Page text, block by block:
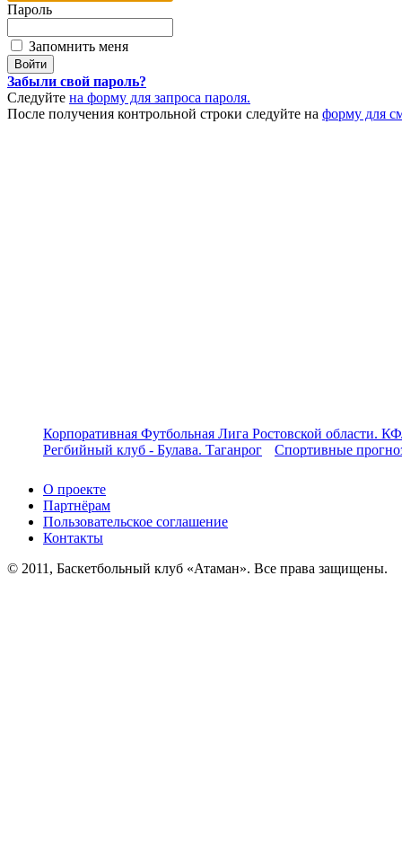
Пароль
Запомнить меня
Забыли свой пароль?
Следуйте на форму для запроса пароля.
После получения контрольной строки следуйте на форму для
Корпоративная Футбольная Лига Ростовской области.
Регбийный клуб - Булава. Таганрог
Спортивные
О проекте
Партнёрам
Пользовательское соглашение
Контакты
© 2011, Баскетбольный клуб «Атаман». Все права защищены.